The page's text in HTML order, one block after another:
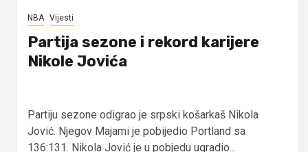
NBA Vijesti
Partija sezone i rekord karijere
Nikole Jovića
Partiju sezone odigrao je srpski košarkaš Nikola
Jović. Njegov Majami je pobijedio Portland sa
136:131. Nikola Jović je u pobjedu ugradio...